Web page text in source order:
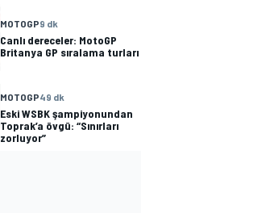
MOTOGP9 dk
Canlı dereceler: MotoGP
Britanya GP sıralama turları
MOTOGP49 dk
Eski WSBK şampiyonundan
Toprak’a övgü: “Sınırları
zorluyor”